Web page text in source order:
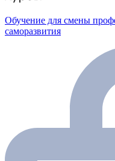
Обучение для смены
саморазвития